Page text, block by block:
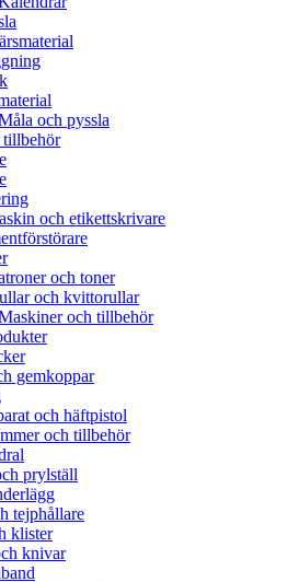
och pyssla
tillbehör
och etikettskrivare
och toner
och kvittorullar
och tillbehör
gemkoppar
och häftpistol
och tillbehör
prylställ
tejphållare
klister
knivar